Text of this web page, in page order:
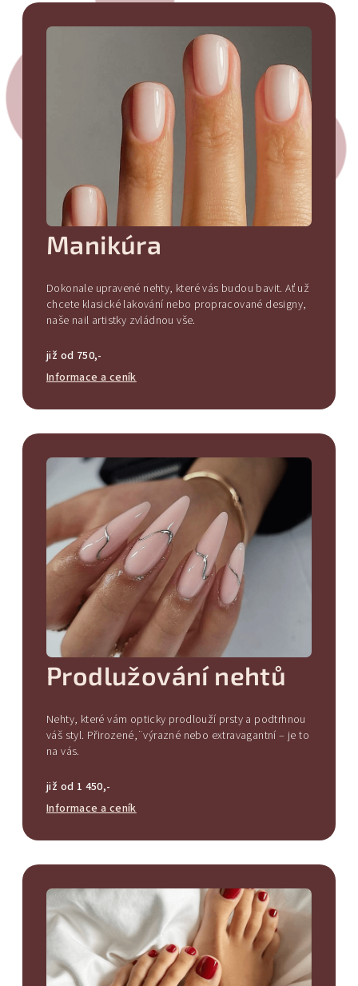
Manikúra
Dokonale upravené nehty, které vás budou bavit. Ať už
chcete klasické lakování nebo propracované designy,
naše nail artistky zvládnou vše.
již od 750,-
Informace a ceník
Prodlužování nehtů
Nehty, které vám opticky prodlouží prsty a podtrhnou
váš styl. Přirozené,¨výrazné nebo extravagantní – je to
na vás.
již od 1 450,-
Informace a ceník